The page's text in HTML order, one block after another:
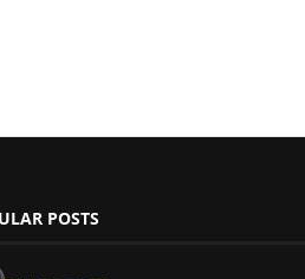
POSTS